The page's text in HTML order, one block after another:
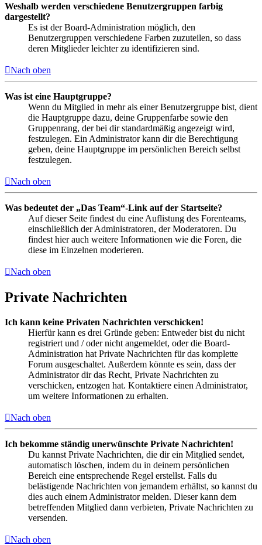
Weshalb werden verschiedene Benutzergruppen farbig
dargestellt?
Es ist der Board-Administration möglich, den
Benutzergruppen verschiedene Farben zuzuteilen, so dass
deren Mitglieder leichter zu identifizieren sind.
Nach oben
Was ist eine Hauptgruppe?
Wenn du Mitglied in mehr als einer Benutzergruppe bist, dient
die Hauptgruppe dazu, deine Gruppenfarbe sowie den
Gruppenrang, der bei dir standardmäßig angezeigt wird,
festzulegen. Ein Administrator kann dir die Berechtigung
geben, deine Hauptgruppe im persönlichen Bereich selbst
festzulegen.
Nach oben
Was bedeutet der „Das Team“-Link auf der Startseite?
Auf dieser Seite findest du eine Auflistung des Forenteams,
einschließlich der Administratoren, der Moderatoren. Du
findest hier auch weitere Informationen wie die Foren, die
diese im Einzelnen moderieren.
Nach oben
Private Nachrichten
Ich kann keine Privaten Nachrichten verschicken!
Hierfür kann es drei Gründe geben: Entweder bist du nicht
registriert und / oder nicht angemeldet, oder die Board-
Administration hat Private Nachrichten für das komplette
Forum ausgeschaltet. Außerdem könnte es sein, dass der
Administrator dir das Recht, Private Nachrichten zu
verschicken, entzogen hat. Kontaktiere einen Administrator,
um weitere Informationen zu erhalten.
Nach oben
Ich bekomme ständig unerwünschte Private Nachrichten!
Du kannst Private Nachrichten, die dir ein Mitglied sendet,
automatisch löschen, indem du in deinem persönlichen
Bereich eine entsprechende Regel erstellst. Falls du
belästigende Nachrichten von jemandem erhältst, so kannst du
dies auch einem Administrator melden. Dieser kann dem
betreffenden Mitglied dann verbieten, Private Nachrichten zu
versenden.
Nach oben